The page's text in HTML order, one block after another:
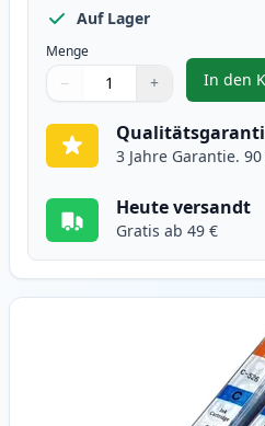
Auf Lager
Menge
Verwenden Sie die Tasten,
− +
1
In den,
3 Jahre Garantie.
Heute versandt
Gratis ab 49 €